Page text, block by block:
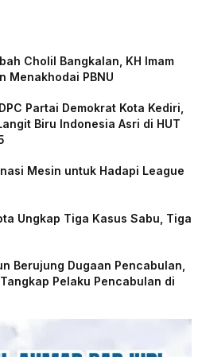
Cholil Bangkalan, KH Imam
Menakhodai PBNU
Partai Demokrat Kota Kediri,
Biru Indonesia Asri di HUT
Mesin untuk Hadapi League
Ungkap Tiga Kasus Sabu, Tiga
Berujung Dugaan Pencabulan,
Pelaku Pencabulan di